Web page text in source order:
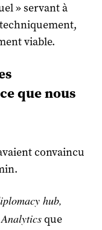
» servant à
viable.
que nous
convaincu
hub,
que